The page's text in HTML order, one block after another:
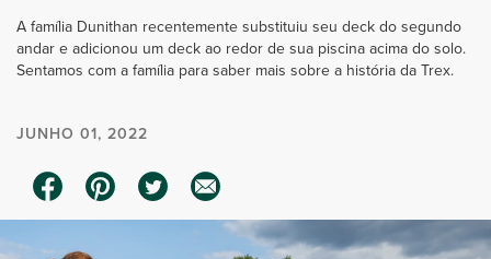
A família Dunithan recentemente substituiu seu deck do segundo
andar e adicionou um deck ao redor de sua piscina acima do solo.
Sentamos com a família para saber mais sobre a história da Trex.
JUNHO 01, 2022